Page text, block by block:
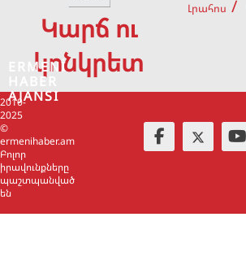
Կարճ ու
կոնկրետ
Լրահոս
2010-
2025
©
ermenihaber.am
Բոլոր
իրավունքները
պաշտպանված
են
ERMENİ
HABER
AJANSI